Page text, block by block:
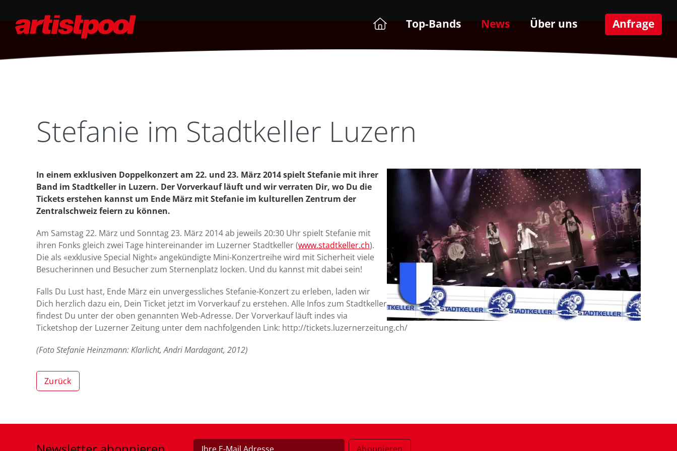
Top-Bands News Über uns Anfrage
Stefanie im Stadtkeller Luzern
In einem exklusiven Doppelkonzert am 22. und 23. März 2014 spielt Stefanie mit ihrer
Band im Stadtkeller in Luzern. Der Vorverkauf läuft und wir verraten Dir, wo Du die
Tickets erstehen kannst um Ende März mit Stefanie im kulturellen Zentrum der
Zentralschweiz feiern zu können.
Am Samstag 22. März und Sonntag 23. März 2014 ab jeweils 20:30 Uhr spielt Stefanie mit
ihren Fonks gleich zwei Tage hintereinander im Luzerner Stadtkeller (www.stadtkeller.ch).
Die als «exklusive Special Night» angekündigte Mini-Konzertreihe wird mit Sicherheit viele
Besucherinnen und Besucher zum Sternenplatz locken. Und du kannst mit dabei sein!
Falls Du Lust hast, Ende März ein unvergessliches Stefanie-Konzert zu erleben, laden wir
Dich herzlich dazu ein, Dein Ticket jetzt im Vorverkauf zu erstehen. Alle Infos zum Stadtkeller
findest Du unter der oben genannten Web-Adresse. Der Vorverkauf läuft indes via
Ticketshop der Luzerner Zeitung unter dem nachfolgenden Link: http://tickets.luzernerzeitung.ch/
(Foto Stefanie Heinzmann: Klarlicht, Andri Mardagant, 2012)
Zurück